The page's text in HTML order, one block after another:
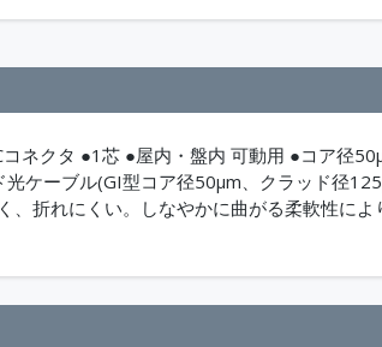
ネクタ ●1芯 ●屋内・盤内 可動用 ●コア径
ケーブル(GI型コア径50μm、クラッド径
折れにくい。しなやかに曲がる柔軟性によ